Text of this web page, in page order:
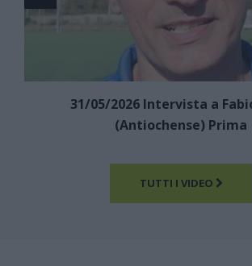
31/05/2026 Intervista a
(Antiochense) Prima
TUTTI I VIDEO